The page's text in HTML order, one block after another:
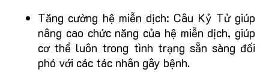
Tăng cường hệ miễn dịch: Câu Kỷ Tử giúp
nâng cao chức năng của hệ miễn dịch, giúp
cơ thể luôn trong tình trạng sẵn sàng đối
phó với các tác nhân gây bệnh.